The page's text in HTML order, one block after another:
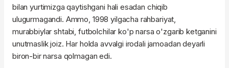
bilan yurtimizga qaytishgani hali esadan chiqib
ulugurmagandi. Ammo, 1998 yilgacha rahbariyat,
murabbiylar shtabi, futbolchilar ko'p narsa o'zgarib ketganini
unutmaslik joiz. Har holda avvalgi irodali jamoadan deyarli
biron-bir narsa qolmagan edi.